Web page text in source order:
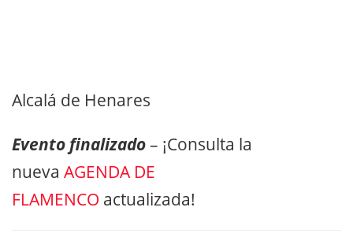
Alcalá de Henares
Evento finalizado– ¡Consulta la
nueva AGENDA DE
FLAMENCO actualizada!